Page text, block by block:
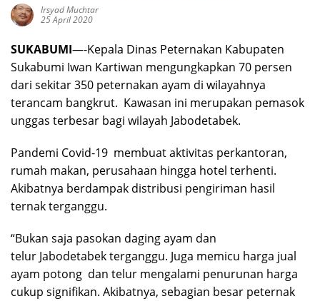
Irsyad Muchtar
25 April 2020
SUKABUMI—-Kepala Dinas Peternakan Kabupaten
Sukabumi Iwan Kartiwan mengungkapkan 70 persen
dari sekitar 350 peternakan ayam di wilayahnya
terancam bangkrut. Kawasan ini merupakan pemasok
unggas terbesar bagi wilayah Jabodetabek.
Pandemi Covid-19 membuat aktivitas perkantoran,
rumah makan, perusahaan hingga hotel terhenti.
Akibatnya berdampak distribusi pengiriman hasil
ternak terganggu.
“Bukan saja pasokan daging ayam dan
telur Jabodetabek terganggu. Juga memicu harga jual
ayam potong dan telur mengalami penurunan harga
cukup signifikan. Akibatnya, sebagian besar peternak